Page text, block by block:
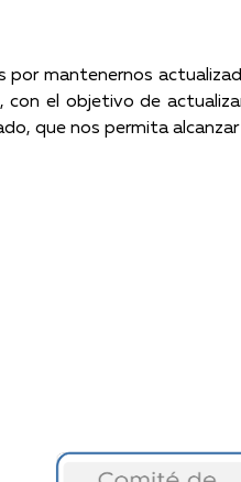
por mantenernos
con el objetivo de
que nos permita